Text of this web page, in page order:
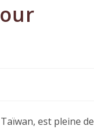
est pleine de